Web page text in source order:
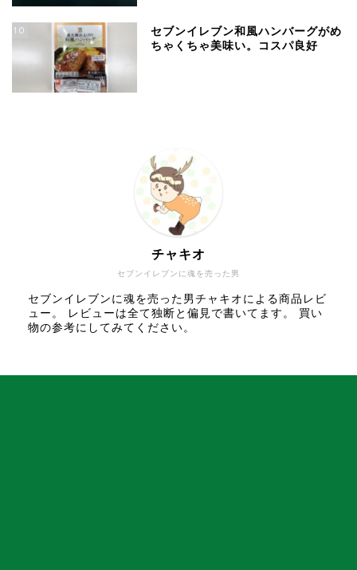
10
セブンイレブン和風ハンバーグがめ
ちゃくちゃ美味い。コスパ良好
セブンイレブンに魂を売った男
チャキオ
セブンイレブンに魂を売った男チャキオによる商品レビ
ュー。 レビューは全て独断と偏見で書いてます。 買い
物の参考にしてみてください。